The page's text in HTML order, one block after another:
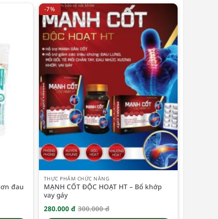
đau
-7%
THỰC PHẨM CHỨC NĂNG
MẠNH CỐT ĐỘC HOẠT HT – Bổ khớp
vay gáy
300.000đ
Giá
280.000 đ
Giá